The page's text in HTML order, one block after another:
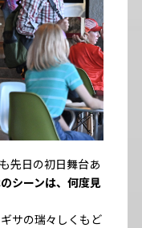
先日の初日舞台あ
シーンは、何度見
サの瑞々しくもど